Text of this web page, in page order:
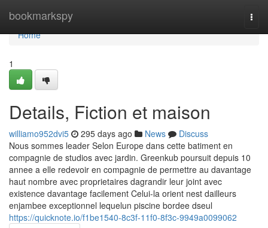
bookmarkspy
Home
Home
1
Details, Fiction et maison
williamo952dvi5 295 days ago News
Discuss
Nous sommes leader Selon Europe dans cette batiment en
compagnie de studios avec jardin. Greenkub poursuit depuis 10
annee a elle redevoir en compagnie de permettre au davantage
haut nombre avec proprietaires dagrandir leur joint avec
existence davantage facilement Celui-la orient nest dailleurs
enjambee exceptionnel lequelun piscine bordee dseul
https://quicknote.io/f1be1540-8c3f-11f0-8f3c-9949a0099062